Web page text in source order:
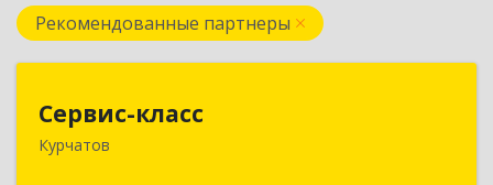
Рекомендованные партнеры
Сервис-класс
Курчатов